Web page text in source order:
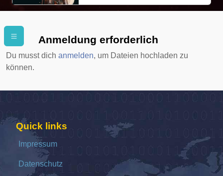
Anmeldung erforderlich
Du musst dich anmelden, um Dateien hochladen zu
können.
Quick links
Impressum
Datenschutz